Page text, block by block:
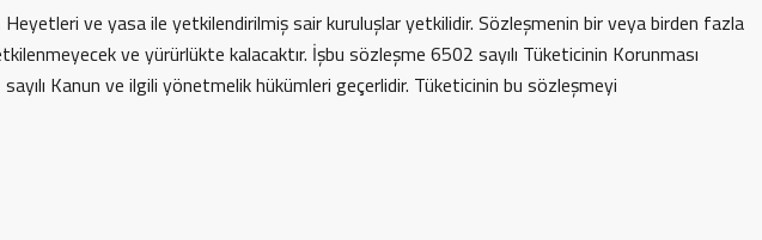
ve yasa ile yetkilendirilmiş sair kuruluşlar yetkilidir. Sözleşmenin bir veya birden fazla
ve yürürlükte kalacaktır. İşbu sözleşme 6502 sayılı Tüketicinin Korunması
Kanun ve ilgili yönetmelik hükümleri geçerlidir. Tüketicinin bu sözleşmeyi